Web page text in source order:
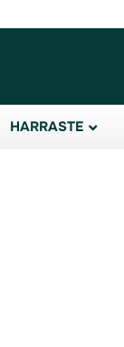
HARRASTE